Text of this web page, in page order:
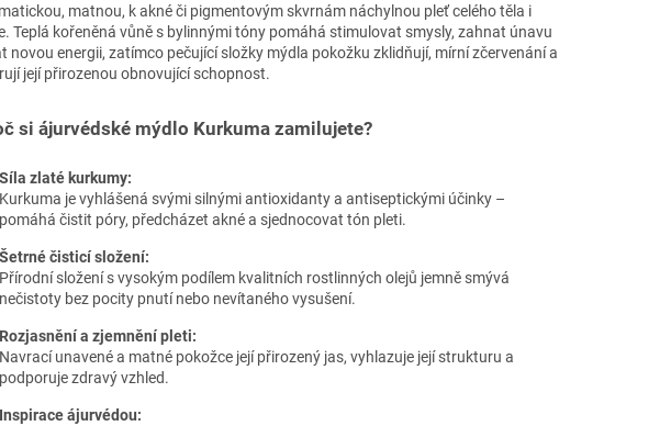
matnou, k akné či pigmentovým skvrnám náchylnou pleť celého těla i
Teplá kořeněná vůně s bylinnými tóny pomáhá stimulovat smysly, zahnat únavu
novou energii, zatímco pečující složky mýdla pokožku zklidňují, mírní zčervenání a
její přirozenou obnovující schopnost.
si ájurvédské mýdlo Kurkuma zamilujete?
Síla zlaté kurkumy:
Kurkuma je vyhlášená svými silnými antioxidanty a antiseptickými účinky –
pomáhá čistit póry, předcházet akné a sjednocovat tón pleti.
Šetrné čisticí složení:
Přírodní složení s vysokým podílem kvalitních rostlinných olejů jemně smývá
nečistoty bez pocity pnutí nebo nevítaného vysušení.
Rozjasnění a zjemnění pleti:
Navrací unavené a matné pokožce její přirozený jas, vyhlazuje její strukturu a
podporuje zdravý vzhled.
Inspirace ájurvédou: